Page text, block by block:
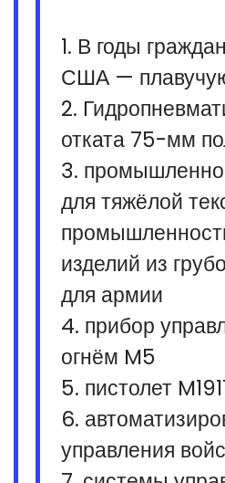
1. В годы
США —
2.
отката 75-мм
3.
для тяжёлой
изделий из
для армии
4. прибор
огнём M5
5. пистолет
6.
управления